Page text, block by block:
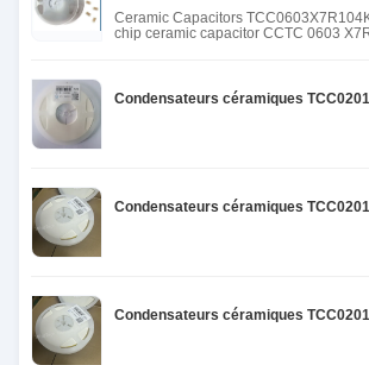
Ceramic Capacitors
chip ceramic capacitor CCTC 0603 X7R 104 100V SMD
Condensateurs céramiques
Condensateurs céramiques
Condensateurs céramiques